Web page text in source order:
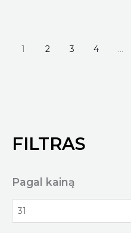
FILTRAS
Pagal kainą
1 2 3 4 …